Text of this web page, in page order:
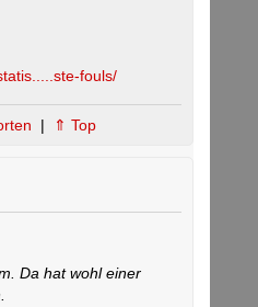
fouls/
| ⇑ Top
Da hat wohl einer